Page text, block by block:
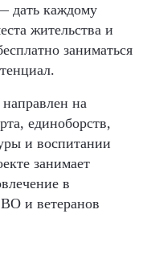
дать каждому
жительства и
заниматься
на
единоборств,
и воспитании
занимает
в
и ветеранов